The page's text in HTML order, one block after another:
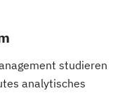
studieren
analytisches